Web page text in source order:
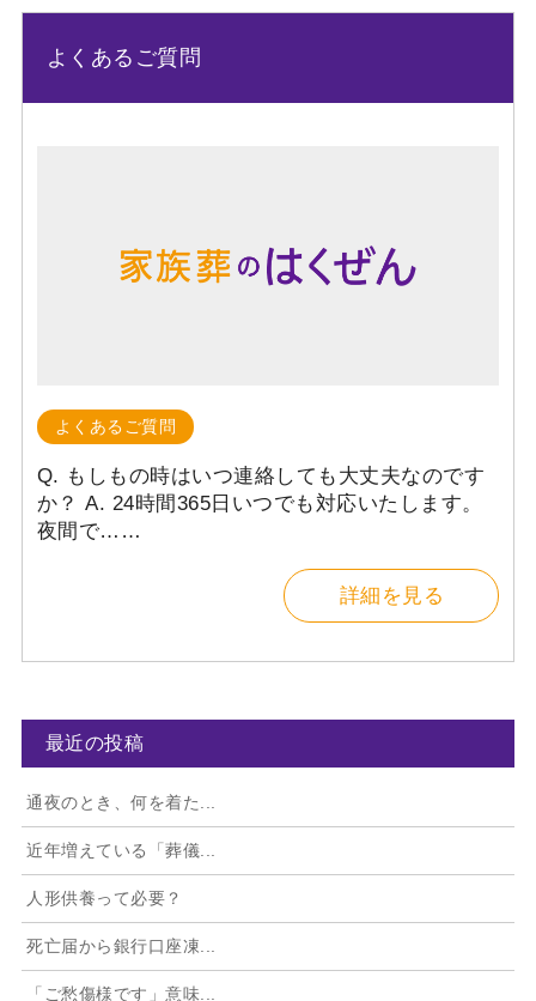
よくあるご質問
よくあるご質問
Q. もしもの時はいつ連絡しても大丈夫なのです
か？ A. 24時間365日いつでも対応いたします。
夜間で……
詳細を見る
最近の投稿
通夜のとき、何を着た...
近年増えている「葬儀...
人形供養って必要？
死亡届から銀行口座凍...
「ご愁傷様です」意味...